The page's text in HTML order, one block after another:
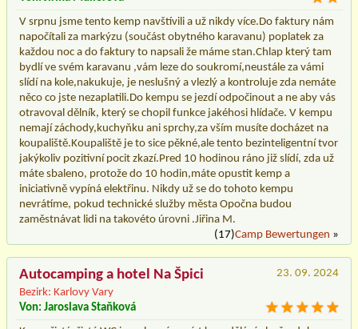
V srpnu jsme tento kemp navštívili a už nikdy více.Do faktury nám
napočítali za markýzu (součást obytného karavanu) poplatek za
každou noc a do faktury to napsali že máme stan.Chlap který tam
bydlí ve svém karavanu ,vám leze do soukromí,neustále za vámi
slídí na kole,nakukuje, je neslušný a vlezlý a kontroluje zda nemáte
něco co jste nezaplatili.Do kempu se jezdí odpočinout a ne aby vás
otravoval dělník, který se chopil funkce jakéhosi hlídače. V kempu
nemají záchody,kuchyňku ani sprchy,za vším musíte docházet na
koupaliště.Koupaliště je to sice pěkné,ale tento bezinteligentní tvor
jakýkoliv pozitivní pocit zkazí.Pred 10 hodinou ráno již slídí, zda už
máte sbaleno, protože do 10 hodin,máte opustit kemp a
iniciativně vypíná elektřinu. Nikdy už se do tohoto kempu
nevrátíme, pokud technické služby města Opočna budou
zaměstnávat lidi na takovéto úrovni .Jiřina M.
(17)Camp Bewertungen »
Autocamping a hotel Na Špici
Bezirk: Karlovy Vary
23. 09. 2024
Von: Jaroslava Staňková